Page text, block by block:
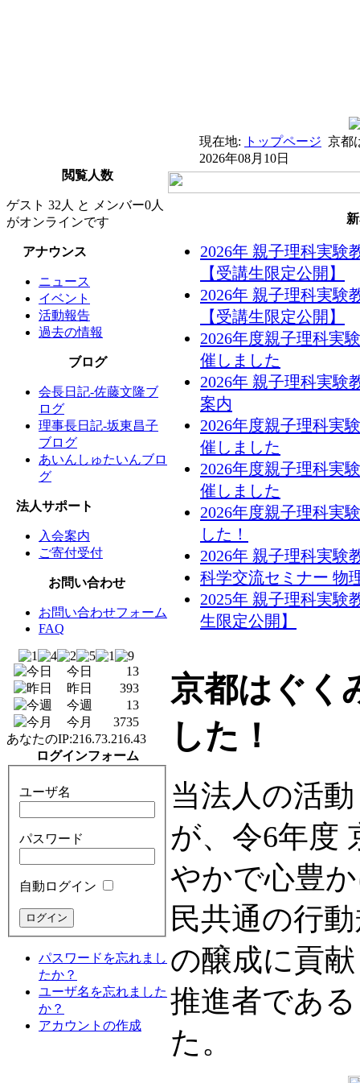
現在地: トップページ 京都
2026年08月10日
閲覧人数
ゲスト 32人 と メンバー0人
がオンラインです
アナウンス
ニュース
イベント
活動報告
過去の情報
ブログ
会長日記-佐藤文隆ブ
ログ
理事長日記-坂東昌子
ブログ
あいんしゅたいんブロ
グ
法人サポート
入会案内
ご寄付受付
お問い合わせ
お問い合わせフォーム
FAQ
今日
13
昨日
393
今週
13
今月
3735
あなたのIP:216.73.216.43
ログインフォーム
ユーザ名
パスワード
自動ログイン
パスワードを忘れまし
たか？
ユーザ名を忘れました
か？
アカウントの作成
2026年 親子理科実験
【受講生限定公開】
2026年 親子理科実験
【受講生限定公開】
2026年度親子理科実
催しました
2026年 親子理科実験
案内
2026年度親子理科実
催しました
2026年度親子理科実
催しました
2026年度親子理科実
した！
2026年 親子理科実験
科学交流セミナー 物
2025年 親子理科実験
生限定公開】
京都はぐく
した！
当法人の活
が、令6年度
やかで心豊
民共通の行
の醸成に貢
推進者であ
た。